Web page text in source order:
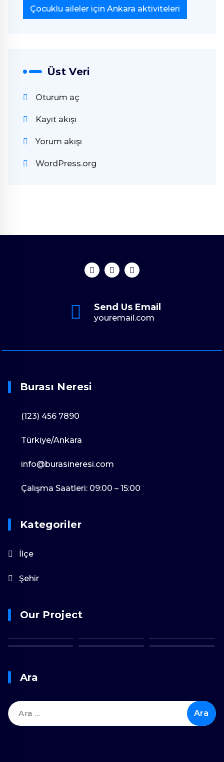
Çocuklu aileler için Ankara aktiviteleri
Üst Veri
Oturum aç
Kayıt akışı
Yorum akışı
WordPress.org
Send Us Email
youremail.com
Burası Neresi
(123) 456 7890
Türkiye/Ankara
info@ burasineresi.com
Çalışma Saatleri: 09:00 – 15:00
Kategoriler
İlçe
Şehir
Our Project
Ara
Arama: